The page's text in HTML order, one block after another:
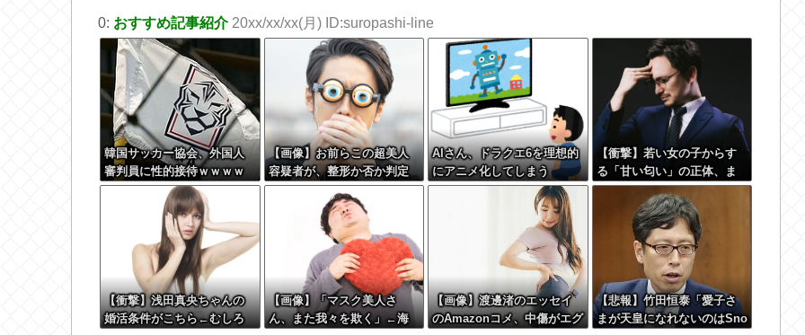
0: おすすめ記事紹介20xx/xx/xx(月) ID:suropashi-line
韓国サッカー協会、外国人
審判員に性的接待ｗｗｗｗ
【画像】お前らこの超美人
容疑者が、整形か否か判定
して！！→画像がこちらw w
w w w w w w w w
AIさん、ドラクエ6を理想的
にアニメ化してしまう
【衝撃】若い女の子からす
る「甘い匂い」の正体、ま
さか分からないDTなんてお
らんよな？よな？w w w w
w w w w w w w
【衝撃】浅田真央ちゃんの
婚活条件がこちら←むしろ
【画像】「マスク美人さ
ん、また我々を欺く」←海
【画像】渡邊渚のエッセイ
のAmazonコメ、中傷がエグ
【悲報】竹田恒泰「愛子さ
まが天皇になれないのはSno